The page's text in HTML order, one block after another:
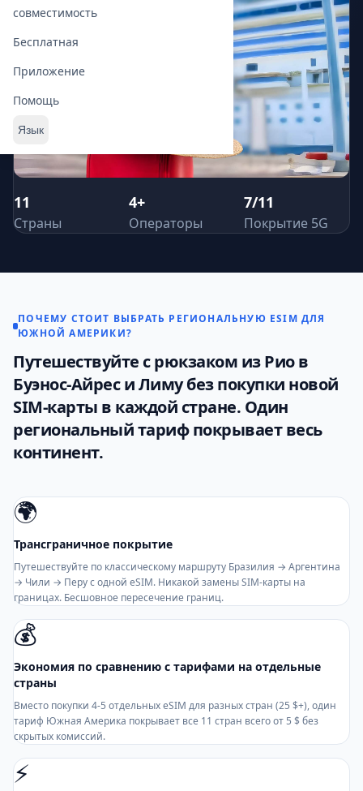
совместимость
Бесплатная
Приложение
Помощь
Язык
11
Страны
4+
Операторы
7/11
Покрытие 5G
ПОЧЕМУ СТОИТ ВЫБРАТЬ РЕГИОНАЛЬНУЮ ESIM ДЛЯ
ЮЖНОЙ АМЕРИКИ?
Путешествуйте с рюкзаком из Рио в
Буэнос-Айрес и Лиму без покупки новой
SIM-карты в каждой стране. Один
региональный тариф покрывает весь
континент.
🌍
Трансграничное покрытие
Путешествуйте по классическому маршруту Бразилия → Аргентина
→ Чили → Перу с одной eSIM. Никакой замены SIM-карты на
границах. Бесшовное пересечение границ.
💰
Экономия по сравнению с тарифами на отдельные
страны
Вместо покупки 4-5 отдельных eSIM для разных стран (25 $+), один
тариф Южная Америка покрывает все 11 стран всего от 5 $ без
скрытых комиссий.
⚡